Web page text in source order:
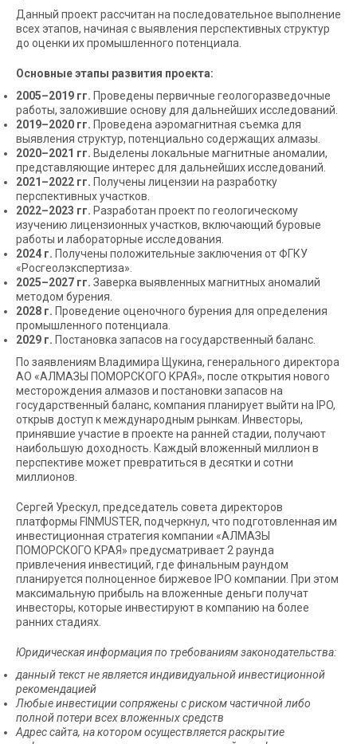
Данный проект рассчитан на последовательное выполнение
всех этапов, начиная с выявления перспективных структур
до оценки их промышленного потенциала.
Основные этапы развития проекта:
2005–2019 гг. Проведены первичные геологоразведочные
работы, заложившие основу для дальнейших исследований.
2019–2020 гг. Проведена аэромагнитная съемка для
выявления структур, потенциально содержащих алмазы.
2020–2021 гг. Выделены локальные магнитные аномалии,
представляющие интерес для дальнейших исследований.
2021–2022 гг. Получены лицензии на разработку
перспективных участков.
2022–2023 гг. Разработан проект по геологическому
изучению лицензионных участков, включающий буровые
работы и лабораторные исследования.
2024 г. Получены положительные заключения от ФГКУ
«Росгеолэкспертиза».
2025–2027 гг. Заверка выявленных магнитных аномалий
методом бурения.
2028 г. Проведение оценочного бурения для определения
промышленного потенциала.
2029 г. Постановка запасов на государственный баланс.
По заявлениям Владимира Щукина, генерального директора
АО «АЛМАЗЫ ПОМОРСКОГО КРАЯ», после открытия нового
месторождения алмазов и постановки запасов на
государственный баланс, компания планирует выйти на IPO,
открыв доступ к международным рынкам. Инвесторы,
принявшие участие в проекте на ранней стадии, получают
наибольшую доходность. Каждый вложенный миллион в
перспективе может превратиться в десятки и сотни
миллионов.
Сергей Урескул, председатель совета директоров
платформы FINMUSTER, подчеркнул, что подготовленная им
инвестиционная стратегия компании «АЛМАЗЫ
ПОМОРСКОГО КРАЯ» предусматривает 2 раунда
привлечения инвестиций, где финальным раундом
планируется полноценное биржевое IPO компании. При этом
максимальную прибыль на вложенные деньги получат
инвесторы, которые инвестируют в компанию на более
ранних стадиях.
Юридическая информация по требованиям законодательства:
данный текст не является индивидуальной инвестиционной
рекомендацией
Любые инвестиции сопряжены с риском частичной либо
полной потери всех вложенных средств
Адрес сайта, на котором осуществляется раскрытие